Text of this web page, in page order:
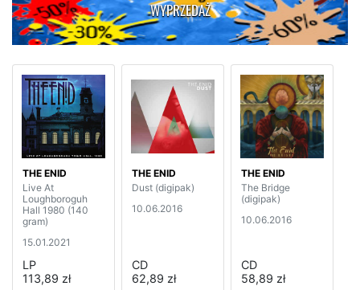
WYPRZEDAŻ
THE ENID
Live At
Loughboroguh
Hall 1980 (140
gram)
15.01.2021
LP
113,89 zł
THE ENID
Dust (digipak)
10.06.2016
CD
62,89 zł
THE ENID
The Bridge
(digipak)
10.06.2016
CD
58,89 zł